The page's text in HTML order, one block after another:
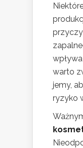
warto
jemy,
ryzyko